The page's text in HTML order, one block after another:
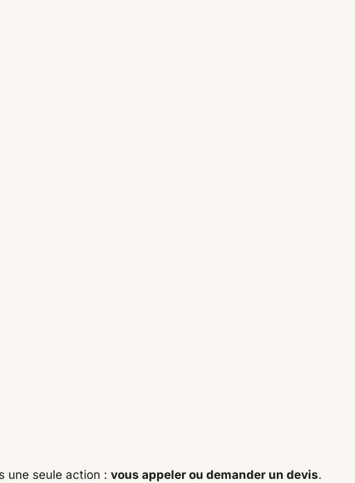
une seule action : vous appeler ou demander un devis.